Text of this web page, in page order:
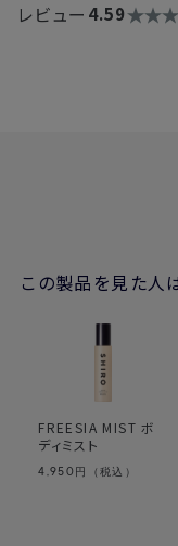
レビュー 4.59
この製品を見た人
FREESIA MIST ボ
ディミスト
4,950 円（税込）